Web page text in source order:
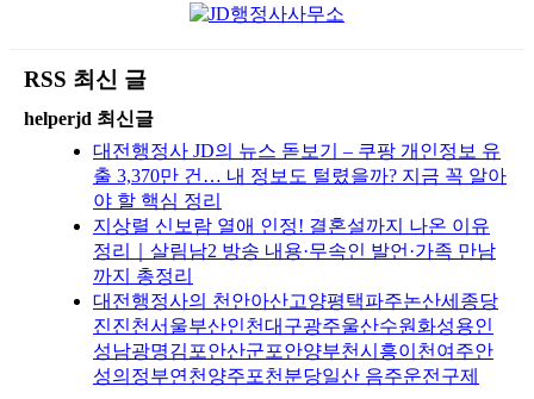
RSS 최신 글
helperjd 최신글
대전행정사 JD의 뉴스 돋보기 – 쿠팡 개인정보 유
출 3,370만 건… 내 정보도 털렸을까? 지금 꼭 알아
야 할 핵심 정리
지상렬 신보람 열애 인정! 결혼설까지 나온 이유
정리｜살림남2 방송 내용·무속인 발언·가족 만남
까지 총정리
대전행정사의 천안아산고양평택파주논산세종당
진진천서울부산인천대구광주울산수원화성용인
성남광명김포안산군포안양부천시흥이천여주안
성의정부연천양주포천분당일산 음주운전구제